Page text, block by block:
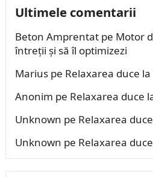
Ultimele comentarii
Beton Amprentatpe Motor
întreții și să îl optimizezi
Mariuspe Relaxarea duce
Anonim pe Relaxarea duce
Unknown pe Relaxarea
Unknown pe Relaxarea